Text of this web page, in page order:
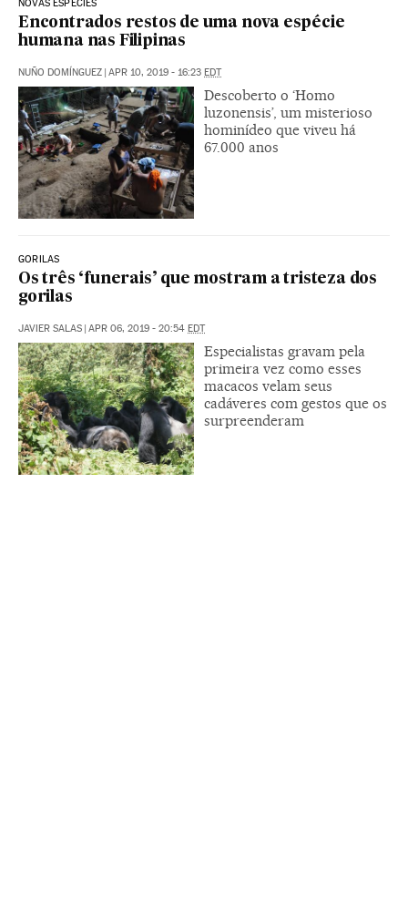
NOVAS ESPÉCIES
Encontrados restos de uma nova espécie
humana nas Filipinas
NUÑO DOMÍNGUEZ APR 10, 2019 - 16:23 EDT
Descoberto o ‘Homo
luzonensis’, um misterioso
hominídeo que viveu há
67.000 anos
GORILAS
Os três ‘funerais’ que mostram a tristeza dos
gorilas
JAVIER SALAS APR 06, 2019 - 20:54 EDT
Especialistas gravam pela
primeira vez como esses
macacos velam seus
cadáveres com gestos que os
surpreenderam